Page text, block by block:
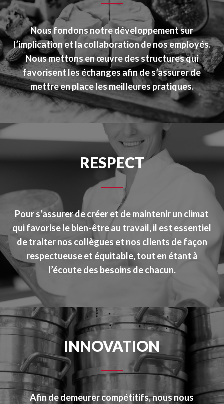
Nous fondons notre développement sur
l’implication et la collaboration de nos employés.
Nous mettons en œuvre des structures qui
favorisent les échanges afin de s’assurer de
mettre en place les meilleures pratiques.
RESPECT
Pour s’assurer de créer et de maintenir un climat
qui favorise le bien-être au travail, il est essentiel
de traiter nos collègues et nos clients de façon
respectueuse et équitable, tout en étant à
l’écoute des besoins de chacun.
INNOVATION
Afin de demeurer compétitifs, nous nous